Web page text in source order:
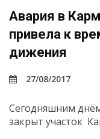
Авария в
привела к
дижения
27/08/2017
Сегодняшним
закрыт участок